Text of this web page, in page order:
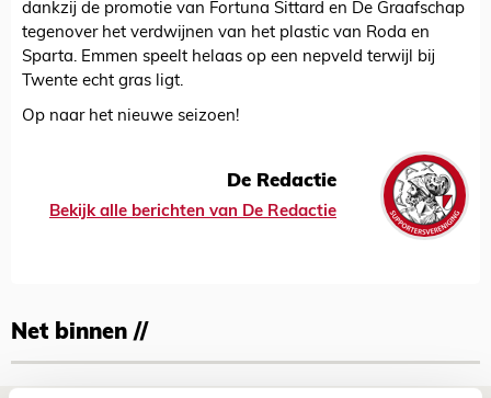
dankzij de promotie van Fortuna Sittard en De Graafschap
tegenover het verdwijnen van het plastic van Roda en
Sparta. Emmen speelt helaas op een nepveld terwijl bij
Twente echt gras ligt.
Op naar het nieuwe seizoen!
De Redactie
Bekijk alle berichten van De Redactie
Net binnen //